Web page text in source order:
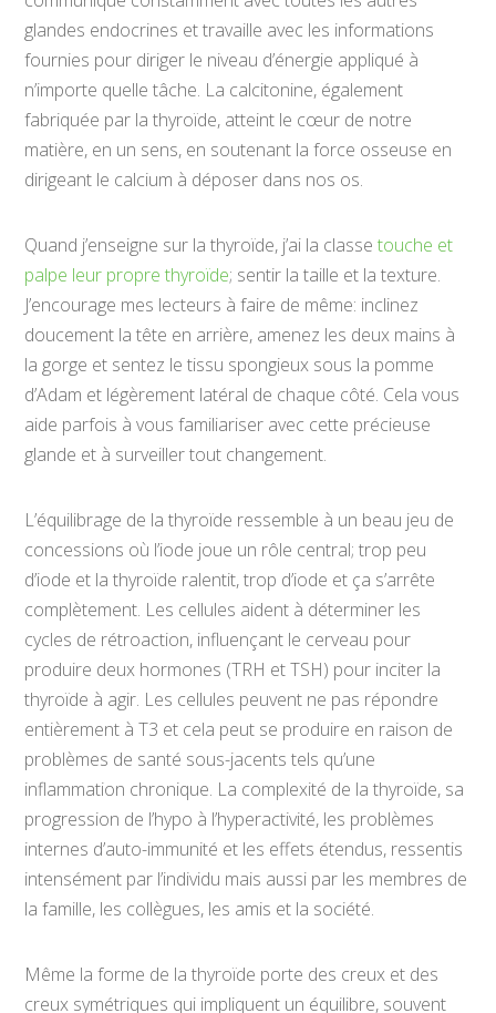
glandes endocrines et travaille avec les informations
fournies pour diriger le niveau d’énergie appliqué à
n’importe quelle tâche. La calcitonine, également
fabriquée par la thyroïde, atteint le cœur de notre
matière, en un sens, en soutenant la force osseuse en
dirigeant le calcium à déposer dans nos os.
Quand j’enseigne sur la thyroïde, j’ai la classetouche et
palpe leur propre thyroïde; sentir la taille et la texture.
J’encourage mes lecteurs à faire de même: inclinez
doucement la tête en arrière, amenez les deux mains à
la gorge et sentez le tissu spongieux sous la pomme
d’Adam et légèrement latéral de chaque côté. Cela vous
aide parfois à vous familiariser avec cette précieuse
glande et à surveiller tout changement.
L’équilibrage de la thyroïde ressemble à un beau jeu de
concessions où l’iode joue un rôle central; trop peu
d’iode et la thyroïde ralentit, trop d’iode et ça s’arrête
complètement. Les cellules aident à déterminer les
cycles de rétroaction, influençant le cerveau pour
produire deux hormones (TRH et TSH) pour inciter la
thyroïde à agir. Les cellules peuvent ne pas répondre
entièrement à T3 et cela peut se produire en raison de
problèmes de santé sous-jacents tels qu’une
inflammation chronique. La complexité de la thyroïde, sa
progression de l’hypo à l’hyperactivité, les problèmes
internes d’auto-immunité et les effets étendus, ressentis
intensément par l’individu mais aussi par les membres de
la famille, les collègues, les amis et la société.
Même la forme de la thyroïde porte des creux et des
creux symétriques qui impliquent un équilibre, souvent